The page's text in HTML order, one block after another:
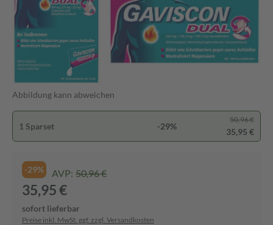
Abbildung kann abweichen
1 Sparset -29%
50,96 €
35,95 €
-29% AVP: 50,96 €
35,95 €
sofort lieferbar
Preise inkl. MwSt. ggf. zzgl. Versandkosten